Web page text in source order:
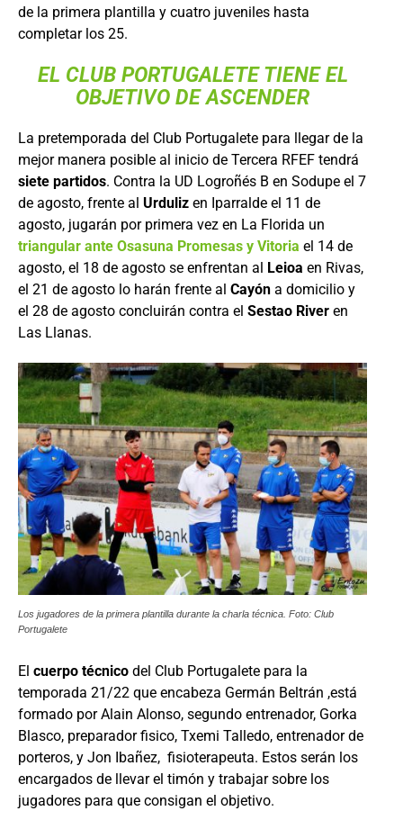
de la primera plantilla y cuatro juveniles hasta
completar los 25.
EL CLUB PORTUGALETE TIENE EL
OBJETIVO DE ASCENDER
La pretemporada del Club Portugalete para llegar de la
mejor manera posible al inicio de Tercera RFEF tendrá
siete partidos. Contra la UD Logroñés B en Sodupe el 7
de agosto, frente al Urduliz en Iparralde el 11 de
agosto, jugarán por primera vez en La Florida un
triangular ante Osasuna Promesas y Vitoria el 14 de
agosto, el 18 de agosto se enfrentan al Leioa en Rivas,
el 21 de agosto lo harán frente al Cayón a domicilio y
el 28 de agosto concluirán contra el Sestao River en
Las Llanas.
Los jugadores de la primera plantilla durante la charla técnica. Foto: Club
Portugalete
El cuerpo técnico del Club Portugalete para la
temporada 21/22 que encabeza Germán Beltrán ,está
formado por Alain Alonso, segundo entrenador, Gorka
Blasco, preparador fisico, Txemi Talledo, entrenador de
porteros, y Jon Ibañez, fisioterapeuta. Estos serán los
encargados de llevar el timón y trabajar sobre los
jugadores para que consigan el objetivo.